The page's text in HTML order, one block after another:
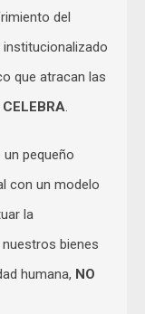
del
institucionalizado
que atracan las
CELEBRA.
pequeño
con un modelo
la
bienes
humana, NO